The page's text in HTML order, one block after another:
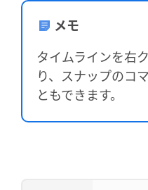
メモ
タイムラインを右
り、スナップのコ
ともできます。